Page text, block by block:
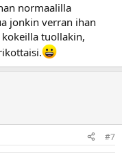
normaalilla
jonkin verran ihan
tuollakin,
#7